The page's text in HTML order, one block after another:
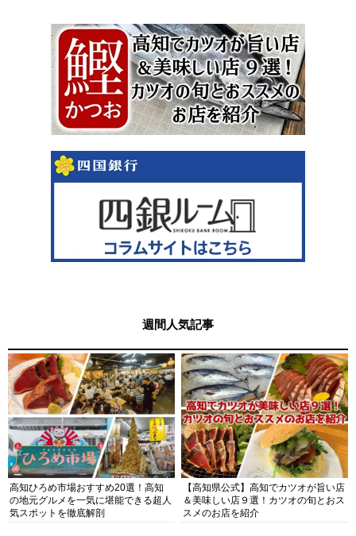
週間人気記事
高知ひろめ市場おすすめ20選！高知
の地元グルメを一気に堪能できる超人
気スポットを徹底解剖
【高知県公式】高知でカツオが旨い店
＆美味しい店９選！カツオの旬とおス
スメのお店を紹介